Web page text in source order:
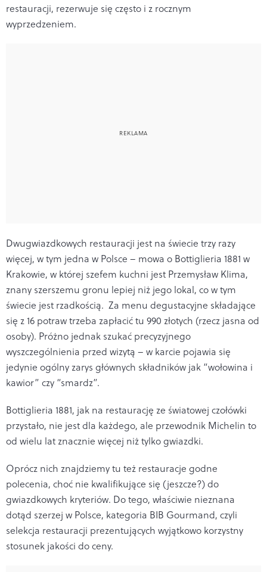
restauracji, rezerwuje się często i z rocznym
wyprzedzeniem.
Dwugwiazdkowych restauracji jest na świecie trzy razy
więcej, w tym jedna w Polsce – mowa o Bottiglieria 1881 w
Krakowie, w której szefem kuchni jest Przemysław Klima,
znany szerszemu gronu lepiej niż jego lokal, co w tym
świecie jest rzadkością. Za menu degustacyjne składające
się z 16 potraw trzeba zapłacić tu 990 złotych (rzecz jasna od
osoby). Próżno jednak szukać precyzyjnego
wyszczególnienia przed wizytą – w karcie pojawia się
jedynie ogólny zarys głównych składników jak “wołowina i
kawior” czy “smardz”.
Bottiglieria 1881, jak na restaurację ze światowej czołówki
przystało, nie jest dla każdego, ale przewodnik Michelin to
od wielu lat znacznie więcej niż tylko gwiazdki.
Oprócz nich znajdziemy tu też restauracje godne
polecenia, choć nie kwalifikujące się (jeszcze?) do
gwiazdkowych kryteriów. Do tego, właściwie nieznana
dotąd szerzej w Polsce, kategoria BIB Gourmand, czyli
selekcja restauracji prezentujących wyjątkowo korzystny
stosunek jakości do ceny.